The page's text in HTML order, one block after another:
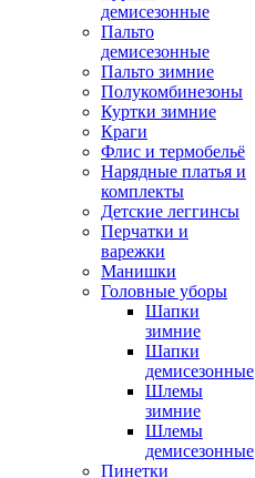
демисезонные
Пальто
демисезонные
Пальто зимние
Полукомбинезоны
Куртки зимние
Краги
Флис и термобельё
Нарядные платья и
комплекты
Детские леггинсы
Перчатки и
варежки
Манишки
Головные уборы
Шапки
зимние
Шапки
демисезонные
Шлемы
зимние
Шлемы
демисезонные
Пинетки